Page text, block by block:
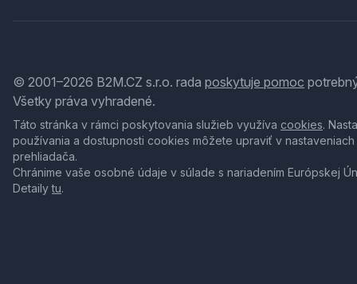
© 2001–2026 B2M.CZ s.r.o. rada poskytuje pomoc
Všetky práva vyhradené.
Táto stránka v rámci poskytovania služieb využíva cookies.
používania a dostupnosti cookies môžete upraviť v nastaveniach
prehliadača.
Chránime vaše osobné údaje v súlade s nariadením Európskej
Detailytu.